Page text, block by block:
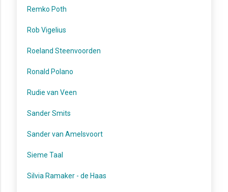
Remko Poth
Rob Vigelius
Roeland Steenvoorden
Ronald Polano
Rudie van Veen
Sander Smits
Sander van Amelsvoort
Sieme Taal
Silvia Ramaker - de Haas